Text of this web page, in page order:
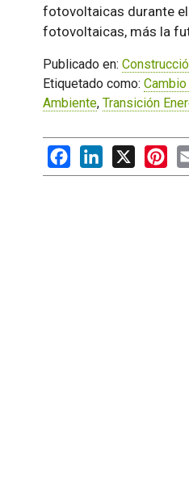
fotovoltaicas durante
fotovoltaicas, más la
Publicado en:
Etiquetado como:
Ambiente, Transición
FacebookLinkedIn
X